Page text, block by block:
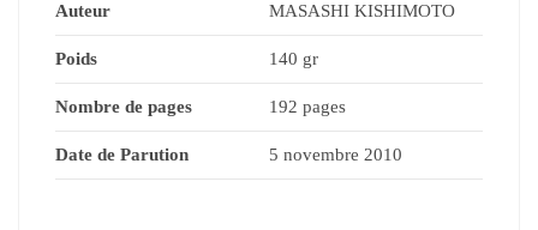
Auteur MASASHI KISHIMOTO
Poids 140 gr
Nombre de pages 192 pages
Date de Parution 5 novembre 2010